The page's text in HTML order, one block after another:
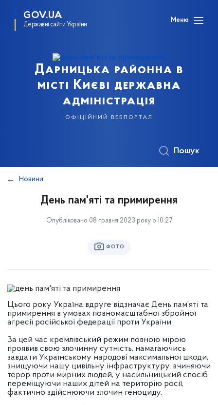
GOV.UA
Державні сайти України
Меню
Дарницька районна в
місті Києві державна
адміністрація
офіційний вебпортал
Пошук
Новини
День пам'яті та примирення
Опубліковано 08 травня 2023 року о 10:27
ФОТО
Цього року Україна вдруге відзначає День пам’яті та
примирення в умовах повномасштабної збройної
агресії російської федерації проти України.
За цей час кремлівський режим повною мірою
проявив свою злочинну сутність, намагаючись
завдати Українському народові максимальної шкоди,
знищуючи нашу цивільну інфраструктуру, вчиняючи
терор проти мирних людей, у насильницький спосіб
переміщуючи наших дітей на територію росії,
фактично здійснюючи злочин геноциду.